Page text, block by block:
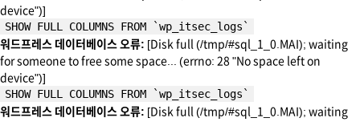
device")]
SHOW FULL COLUMNS FROM `wp_itsec_logs`
워드프레스 데이터베이스 오류: [Disk full (/tmp/#sql_1_0.MAI); waiting
for someone to free some space... (errno: 28 "No space left on
device")]
SHOW FULL COLUMNS FROM `wp_itsec_logs`
워드프레스 데이터베이스 오류: [Disk full (/tmp/#sql_1_0.MAI); waiting